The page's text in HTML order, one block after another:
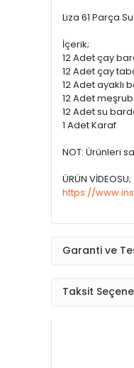
Liza 61 Parça
İçerik;
12 Adet çay
12 Adet çay
12 Adet ayaklı
12 Adet
12 Adet su
1 Adet Karaf
NOT: Ürünleri
ÜRÜN VİDEOSU;
https://
Garanti ve
Taksit